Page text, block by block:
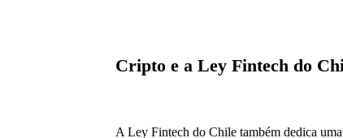
Cripto e a Ley Fintech do
A Ley Fintech do Chile também dedica